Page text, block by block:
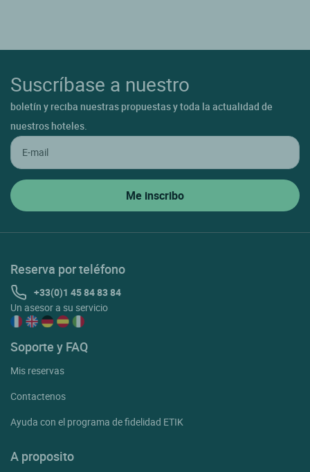
Suscríbase a nuestro
boletín y reciba nuestras propuestas y toda la actualidad de
nuestros hoteles.
Reserva por teléfono
+33(0)1 45 84 83 84
Un asesor a su servicio
Soporte y FAQ
Mis reservas
Contactenos
Ayuda con el programa de fidelidad ETIK
A proposito